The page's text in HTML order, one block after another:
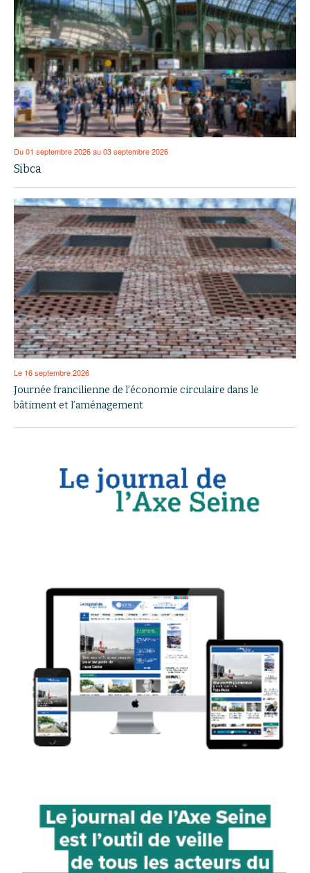
Du 01 septembre 2026 au 03 septembre 2026
Sibca
Le 16 septembre 2026
Journée francilienne de l’économie circulaire dans le
bâtiment et l’aménagement